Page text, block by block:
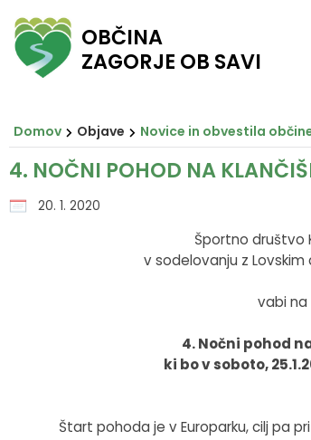
OBČINA
ZAGORJE OB SAVI
Domov Objave Novice in obvestila
4. NOČNI POHOD NA
20. 1. 2020
Športno društvo
v sodelovanju z
vabi na
4. Nočni pohod
ki bo v soboto,
Štart pohoda je v Europarku, cilj pa
O ZAGORJU
Zagorje nekoč
Zagorje danes
Fotogalerija
Podžupan
Občinski svet
Občinska volilna komisija
Občinski svet
Seje občinskega sveta
Posnetki sej
OBJAVE
Razpisi in objave
Predpisi občine
Koledar dogodkov
LOKALNO
Društva in združenja
Pomembni kontakti
E-OBČINA
Predlogi in pobude
E-obveščanje
Za pričetek iskanja kliknite na puščico >